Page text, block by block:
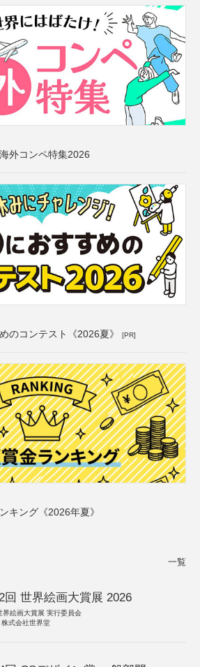
外コンペ特集2026
のコンテスト《2026夏》 [PR]
キング《2026年夏》
一覧
回 世界絵画大賞展 2026
界絵画大賞展 実行委員会
株式会社世界堂